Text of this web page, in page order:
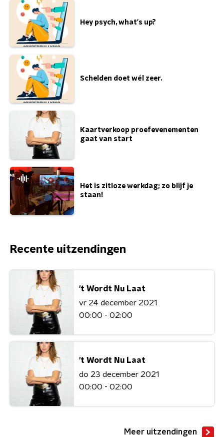
Hey psych, what's up?
Schelden doet wél zeer.
Kaartverkoop proefevenementen
gaat van start
Het is zitloze werkdag; zo blijf je
staan!
Recente uitzendingen
't Wordt Nu Laat
vr 24 december 2021
00:00 - 02:00
't Wordt Nu Laat
do 23 december 2021
00:00 - 02:00
Meer uitzendingen